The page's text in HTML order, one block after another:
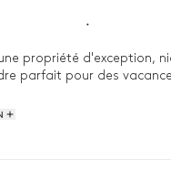
·
propriété d'exception,
parfait pour des
la vue imprenable sur